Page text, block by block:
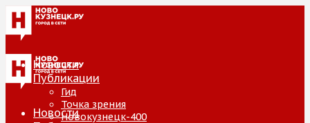
Новости
Публикации
Гид
Точка зрения
Новокузнецк-400
Новости